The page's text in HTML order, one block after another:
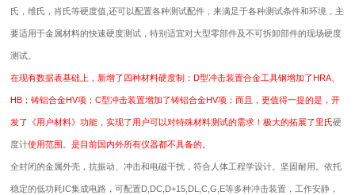
氏，维氏，肖氏等硬度值,还可以配置各种测试配件，来满足于各种测试条件和环境，主
要适用于金属材料的快速硬度测试，特别适宜对大型零部件及不可拆卸部件的现场硬度
测试。
在现有数据表基础上，新增了四种材料硬度制：D型冲击装置合金工具钢增加了HRA、
HB；铸铝合金HV项；C型冲击装置增加了铸铝合金HV项；而且，更值得一提的是，开
发了《用户材料》功能，实现了用户可以对特殊材料测试的需求！极大的拓展了里氏硬
度计使用范围。是目前国内外所有仪器都不具备的。
全封闭的金属外壳，抗振动、冲击和电磁干扰，符合人体工程学设计。坚固耐用。依托
稳定的低功耗IC集成电路，可配置D,DC,D+15,DL,C,G,E等多种冲击装置，工作安静，